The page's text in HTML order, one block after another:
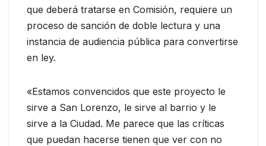
que deberá tratarse en Comisión, requiere un
proceso de sanción de doble lectura y una
instancia de audiencia pública para convertirse
en ley.
«Estamos convencidos que este proyecto le
sirve a San Lorenzo, le sirve al barrio y le
sirve a la Ciudad. Me parece que las críticas
que puedan hacerse tienen que ver con no